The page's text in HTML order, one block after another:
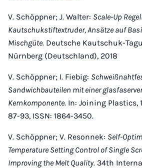
V. Schöppner; J. Walter: Scale-Up
Kautschukstiftextruder, Ansätze auf
Mischgüte. Deutsche Kautschuk-
Nürnberg (Deutschland), 2018
V. Schöppner; I. Fiebig:
Sandwichbauteilen mit einer
Kernkomponente. In: Joining Plastics,
87-93, ISSN: 1864-3450.
V. Schöppner; V. Resonnek: Self-
Temperature Setting Control of Single
Improving the Melt Quality. 34th